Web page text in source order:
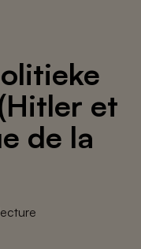
et
de la